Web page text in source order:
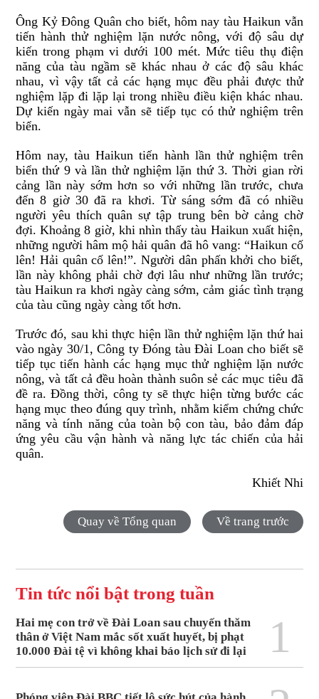
Ông Kỷ Đông Quân cho biết, hôm nay tàu Haikun vẫn
tiến hành thử nghiệm lặn nước nông, với độ sâu dự
kiến trong phạm vi dưới 100 mét. Mức tiêu thụ điện
năng của tàu ngầm sẽ khác nhau ở các độ sâu khác
nhau, vì vậy tất cả các hạng mục đều phải được thử
nghiệm lặp đi lặp lại trong nhiều điều kiện khác nhau.
Dự kiến ngày mai vẫn sẽ tiếp tục có thử nghiệm trên
biển.
Hôm nay, tàu Haikun tiến hành lần thử nghiệm trên
biển thứ 9 và lần thử nghiệm lặn thứ 3. Thời gian rời
cảng lần này sớm hơn so với những lần trước, chưa
đến 8 giờ 30 đã ra khơi. Từ sáng sớm đã có nhiều
người yêu thích quân sự tập trung bên bờ cảng chờ
đợi. Khoảng 8 giờ, khi nhìn thấy tàu Haikun xuất hiện,
những người hâm mộ hải quân đã hô vang: “Haikun cố
lên! Hải quân cố lên!”. Người dân phấn khởi cho biết,
lần này không phải chờ đợi lâu như những lần trước;
tàu Haikun ra khơi ngày càng sớm, cảm giác tình trạng
của tàu cũng ngày càng tốt hơn.
Trước đó, sau khi thực hiện lần thử nghiệm lặn thứ hai
vào ngày 30/1, Công ty Đóng tàu Đài Loan cho biết sẽ
tiếp tục tiến hành các hạng mục thử nghiệm lặn nước
nông, và tất cả đều hoàn thành suôn sẻ các mục tiêu đã
đề ra. Đồng thời, công ty sẽ thực hiện từng bước các
hạng mục theo đúng quy trình, nhằm kiểm chứng chức
năng và tính năng của toàn bộ con tàu, bảo đảm đáp
ứng yêu cầu vận hành và năng lực tác chiến của hải
quân.
Khiết Nhi
Quay về Tổng quan Về trang trước
Tin tức nổi bật trong tuần
Hai mẹ con trở về Đài Loan sau chuyến thăm
thân ở Việt Nam mắc sốt xuất huyết, bị phạt
10.000 Đài tệ vì không khai báo lịch sử đi lại
1